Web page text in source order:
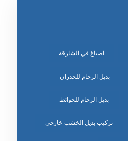
اصباغ في الشارقة
بديل الرخام للجدران
بديل الرخام للحوائط
تركيب بديل الخشب خارجي